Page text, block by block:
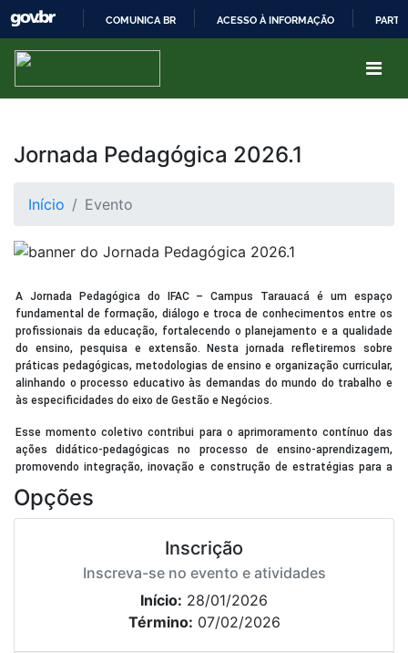
COMUNICA BR ACESSO À INFORMAÇÃO
Jornada Pedagógica 2026.1
Início Evento
A Jornada Pedagógica do IFAC – Campus Tarauacá é um espaço
fundamental de formação, diálogo e troca de conhecimentos entre os
profissionais da educação, fortalecendo o planejamento e a qualidade
do ensino, pesquisa e extensão. Nesta jornada refletiremos sobre
práticas pedagógicas, metodologias de ensino e organização curricular,
alinhando o processo educativo às demandas do mundo do trabalho e
às especificidades do eixo de Gestão e Negócios.
Esse momento coletivo contribui para o aprimoramento contínuo das
ações didático-pedagógicas no processo de ensino-aprendizagem,
promovendo integração, inovação e construção de estratégias para a
📌 A programação completa da Jornada Pedagógica
está disponível no link:
Clique aqui!
2 de Fevereiro de 2026 até 6 de Fevereiro de 2026
IFAC CAMPUS TARAUACÁ - BR 364, km 539.
Opções
Inscrição
Inscreva-se no evento e atividades
Início: 28/01/2026
Término: 07/02/2026